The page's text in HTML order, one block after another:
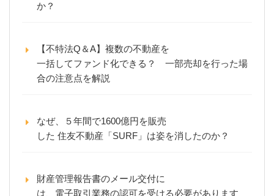
か？
【不特法Q＆A】複数の不動産を
一括してファンド化できる？ 一部売却を行った場
合の注意点を解説
なぜ、５年間で1600億円を販売
した 住友不動産「SURF」は姿を消したのか？
財産管理報告書のメール交付に
は、電子取引業務の認可を受ける必要があります